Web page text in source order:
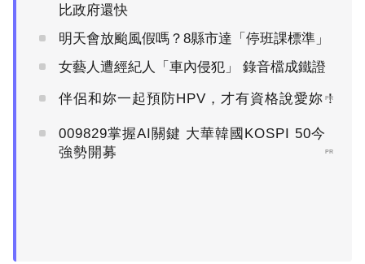
比政府還快
明天會放颱風假嗎？8縣市達「停班課標準」
女藝人遭經紀人「車內侵犯」 錄音檔成鐵證
伴侶和妳一起預防HPV，才有資格說愛妳！
PR
009829掌握AI關鍵 大華韓國KOSPI 50今
強勢開募
PR